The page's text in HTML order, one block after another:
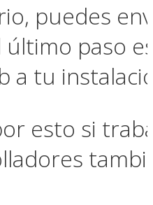
puedes
paso
a tu
esto si